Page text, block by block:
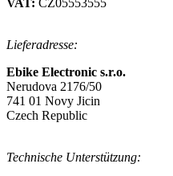
Lieferadresse:
Ebike Electronic s.r.o.
Nerudova 2176/50
741 01 Novy Jicin
Czech Republic
Technische Unterstützung: